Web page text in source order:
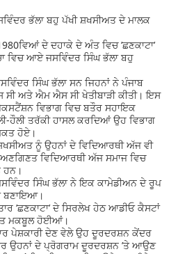
ਭੱਲਾ ਬਹੁ ਪੱਖੀ ਸ਼ਖਸੀਅਤ ਦੇ ਮਾਲਕ
ਦੇ ਦਹਾਕੇ ਦੇ ਅੰਤ ਵਿਚ ’ਛਣਕਾਟਾ’
ਵਿਚ ਆਏ ਜਸਵਿੰਦਰ ਸਿੰਘ ਭੱਲਾ ਬਹੁ
ਸਿੰਘ ਭੱਲਾ ਸਨ ਜਿਹਨਾਂ ਨੇ ਪੰਜਾਬ
ਸੀ ਅਤੇ ਐਮ ਐਸ ਸੀ ਖੇਤੀਬਾੜੀ ਕੀਤੀ। ਇਸ
ਵਿਭਾਗ ਵਿਚ ਬਤੌਰ ਸਹਾਇਕ
ਹੌਲੀ ਤਰੱਕੀ ਹਾਸਲ ਕਰਦਿਆਂ ਉਹ ਵਿਭਾਗ
ਹੋਏ।
ਨੂੰ ਉਹਨਾਂ ਦੇ ਵਿਦਿਆਰਥੀ ਅੱਜ ਵੀ
ਵਿਦਿਆਰਥੀ ਅੱਜ ਸਮਾਜ ਵਿਚ
ਹਨ।
ਸਿੰਘ ਭੱਲਾ ਨੇ ਇਕ ਕਾਮੇਡੀਅਨ ਦੇ ਰੂਪ
ਬਣਾਇਆ।
’ਛਣਕਾਟਾ’ ਦੇ ਸਿਰਲੇਖ ਹੇਠ ਆਡੀਓ ਕੈਸਟਾਂ
ਮਕਬੂਲ ਹੋਈਆਂ।
ਪੇਸ਼ਕਾਰੀ ਦੇਣ ਵੇਲੇ ਉਹ ਦੂਰਦਰਸ਼ਨ ਕੇਂਦਰ
ਉਹਨਾਂ ਦੇ ਪ੍ਰੋਗਰਾਮ ਦੂਰਦਰਸ਼ਨ ’ਤੇ ਆਉਣ